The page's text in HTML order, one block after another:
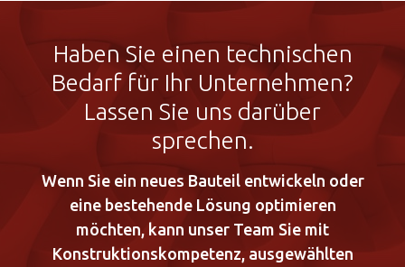
Haben Sie einen technischen
Bedarf für Ihr Unternehmen?
Lassen Sie uns darüber
sprechen.
Wenn Sie ein neues Bauteil entwickeln oder
eine bestehende Lösung optimieren
möchten, kann unser Team Sie mit
Konstruktionskompetenz, ausgewählten